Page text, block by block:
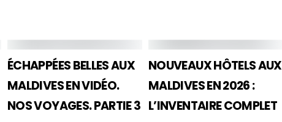
ÉCHAPPÉES BELLES AUX
MALDIVES EN VIDÉO.
NOS VOYAGES. PARTIE 3
NOUVEAUX HÔTELS AUX
MALDIVES EN 2026 :
L’INVENTAIRE COMPLET